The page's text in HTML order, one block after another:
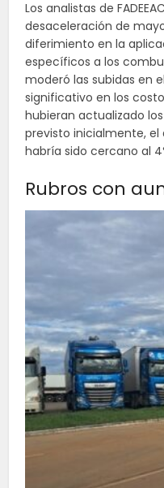
Los analistas de
desaceleración de
diferimiento en la
específicos a los
moderó las subidas en
significativo en los
hubieran actualizado
previsto inicialmente,
habría sido cercano al
Rubros con